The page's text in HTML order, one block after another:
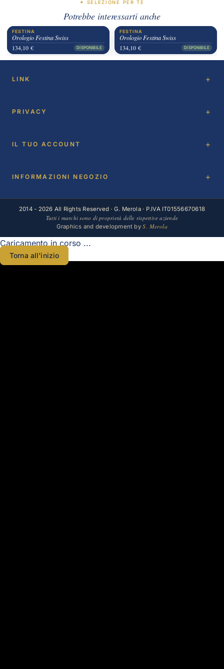
✦ SELEZIONE PER TE
Potrebbe interessarti anche
FESTINA
Orologio Festina Swiss
134,10 €
DISPONIBILE
FESTINA
Orologio Festina Swiss
134,10 €
DISPONIBILE
LINK
PRIVACY
IL TUO ACCOUNT
INFORMAZIONI NEGOZIO
2014 - 2026 All Rights Reserved · G. Merola · P.IVA IT01556670618
Tutti i marchi sono di proprietà delle rispettive aziende
Graphics and development byS. Merola
Caricamento in corso ...
Torna all'inizio